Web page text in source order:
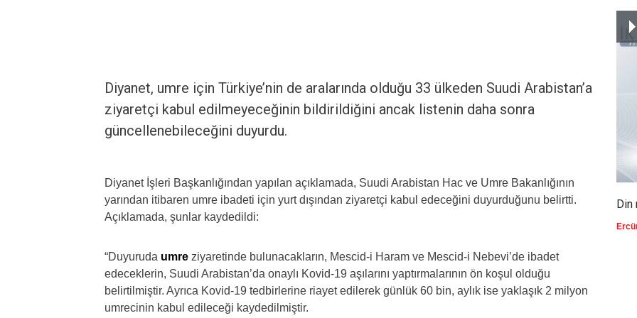
Diyanet, umre için Türkiye’nin de aralarında olduğu 33 ülkeden Suudi Arabistan’a
ziyaretçi kabul edilmeyeceğinin bildirildiğini ancak listenin daha sonra
güncellenebileceğini duyurdu.
Diyanet İşleri Başkanlığından yapılan açıklamada, Suudi Arabistan Hac ve Umre Bakanlığının
yarından itibaren umre ibadeti için yurt dışından ziyaretçi kabul edeceğini duyurduğunu belirtti.
Açıklamada, şunlar kaydedildi:
“Duyuruda umre ziyaretinde bulunacakların, Mescid-i Haram ve Mescid-i Nebevi’de ibadet
edeceklerin, Suudi Arabistan’da onaylı Kovid-19 aşılarını yaptırmalarının ön koşul olduğu
belirtilmiştir. Ayrıca Kovid-19 tedbirlerine riayet edilerek günlük 60 bin, aylık ise yaklaşık 2 milyon
umrecinin kabul edileceği kaydedilmiştir.
Din